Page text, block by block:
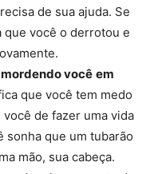
de sua ajuda. Se
que você o derrotou e
você em
que você tem medo
de fazer uma vida
sonha que um tubarão
mão, sua cabeça.